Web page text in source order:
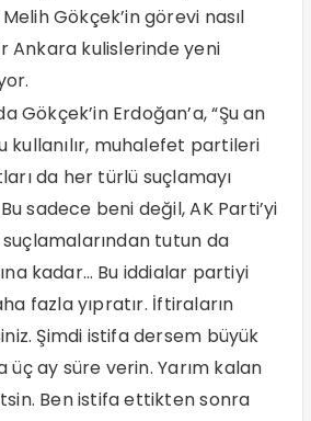
Gökçek’in görevi nasıl
Ankara kulislerinde yeni
Gökçek’in Erdoğan’a, “Şu an
kullanılır, muhalefet partileri
da her türlü suçlamayı
sadece beni değil, AK Parti’yi
suçlamalarından tutun da
kadar… Bu iddialar partiyi
fazla yıpratır. İftiraların
Şimdi istifa dersem büyük
üç ay süre verin. Yarım kalan
Ben istifa ettikten sonra